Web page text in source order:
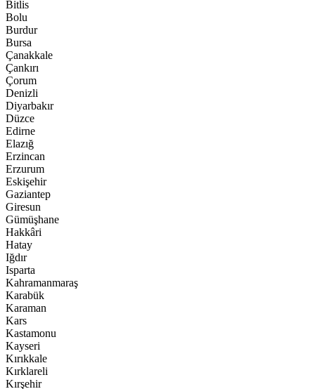
Bitlis
Bolu
Burdur
Bursa
Çanakkale
Çankırı
Çorum
Denizli
Diyarbakır
Düzce
Edirne
Elazığ
Erzincan
Erzurum
Eskişehir
Gaziantep
Giresun
Gümüşhane
Hakkâri
Hatay
Iğdır
Isparta
Kahramanmaraş
Karabük
Karaman
Kars
Kastamonu
Kayseri
Kırıkkale
Kırklareli
Kırşehir